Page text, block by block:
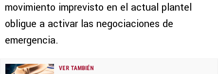
movimiento imprevisto en el actual plantel
obligue a activar las negociaciones de
emergencia.
VER TAMBIÉN